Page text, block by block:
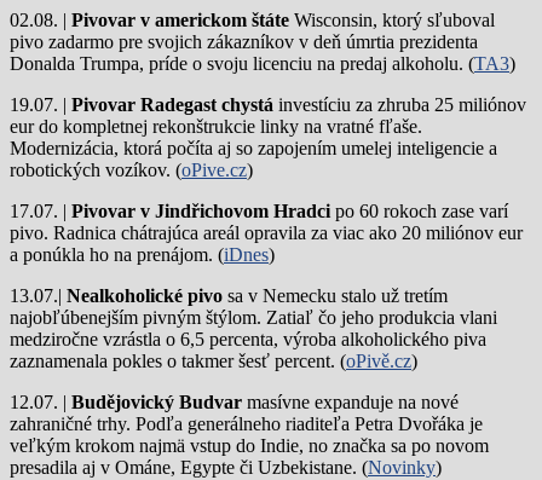
02.08. | Pivovar v americkom štáte Wisconsin, ktorý sľuboval
pivo zadarmo pre svojich zákazníkov v deň úmrtia prezidenta
Donalda Trumpa, príde o svoju licenciu na predaj alkoholu. (TA3)
19.07. | Pivovar Radegast chystá investíciu za zhruba 25 miliónov
eur do kompletnej rekonštrukcie linky na vratné fľaše.
Modernizácia, ktorá počíta aj so zapojením umelej inteligencie a
robotických vozíkov. (oPive.cz)
17.07. | Pivovar v Jindřichovom Hradci po 60 rokoch zase varí
pivo. Radnica chátrajúca areál opravila za viac ako 20 miliónov eur
a ponúkla ho na prenájom. (iDnes)
13.07.| Nealkoholické pivo sa v Nemecku stalo už tretím
najobľúbenejším pivným štýlom. Zatiaľ čo jeho produkcia vlani
medziročne vzrástla o 6,5 percenta, výroba alkoholického piva
zaznamenala pokles o takmer šesť percent. (oPivě.cz)
12.07. | Budějovický Budvar masívne expanduje na nové
zahraničné trhy. Podľa generálneho riaditeľa Petra Dvořáka je
veľkým krokom najmä vstup do Indie, no značka sa po novom
presadila aj v Ománe, Egypte či Uzbekistane. (Novinky)